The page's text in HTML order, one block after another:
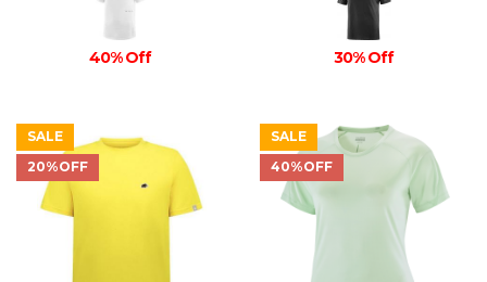
40% Off 30% Off
SALE
20%OFF
SALE
40%OFF